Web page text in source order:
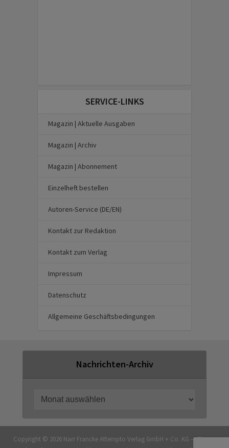
SERVICE-LINKS
Magazin | Aktuelle Ausgaben
Magazin | Archiv
Magazin | Abonnement
Einzelheft bestellen
Autoren-Service (DE/EN)
Kontakt zur Redaktion
Kontakt zum Verlag
Impressum
Datenschutz
Allgemeine Geschäftsbedingungen
Nachrichten-Archiv
Copyright © 2026 Narr Francke Attempto Verlag GmbH + Co. KG — Theme